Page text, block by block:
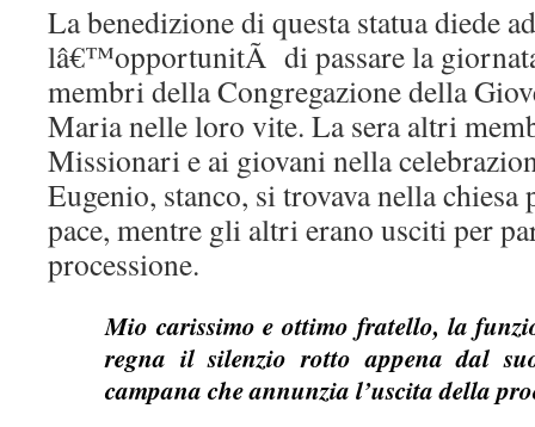
La benedizione di questa statua diede
lâ€™opportunitÃ di passare la
membri della Congregazione della
Maria nelle loro vite. La sera altri
Missionari e ai giovani nella
Eugenio, stanco, si trovava nella chiesa
pace, mentre gli altri erano usciti per
processione.
Mio carissimo e ottimo fratello, la
regna il silenzio rotto appena dal
campana che annunzia l’uscita della